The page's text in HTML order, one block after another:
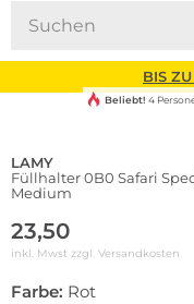
BIS
Beliebt! 4
LAMY
Füllhalter 0B0 Safari
Medium
23,50
inkl. Mwst zzgl. Versandkosten
Farbe: Rot